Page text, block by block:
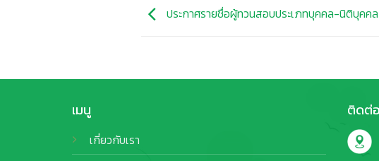
ประกาศรายชื่อผู้ทวนสอบประเภทบุคคล-นิติบุคคล
เมนู
เกี่ยวกับเรา
ติดต่อ